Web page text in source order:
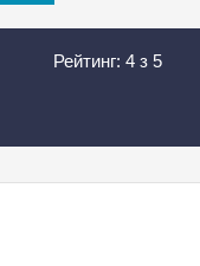
Рейтинг: 4 з 5